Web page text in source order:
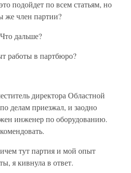
подойдет по всем статьям, но
же член партии?
дальше?
работы в партбюро?
директора Областной
делам приезжал, и заодно
инженер по оборудованию.
тут партия и мой опыт
я кивнула в ответ.